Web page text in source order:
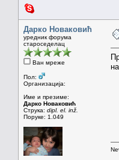
Дарко Новаковић
уредник форума
староседелац
Ван мреже
Пол:
Организација:
Име и презиме:
Дарко Новаковић
Струка: dipl. el. inž.
Поруке: 1.049